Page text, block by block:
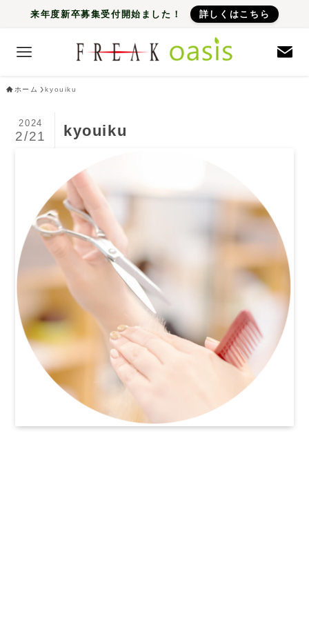
来年度新卒募集受付開始ました！ 詳しくはこちら
ホーム kyouiku
kyouiku
2024
2/21